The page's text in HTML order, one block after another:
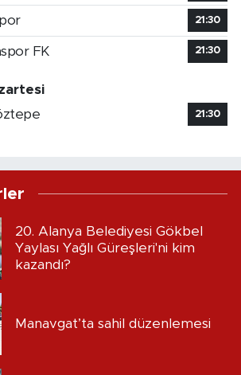
21:30
FK 21:30
21:30
20. Alanya Belediyesi Gökbel
Yaylası Yağlı Güreşleri'ni kim
kazandı?
Manavgat’ta sahil düzenlemesi